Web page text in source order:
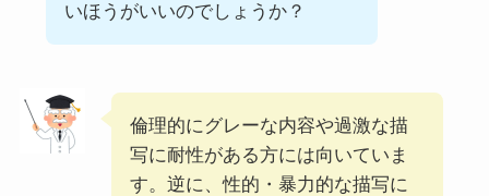
いほうがいいのでしょうか？
倫理的にグレーな内容や過激な描
写に耐性がある方には向いていま
す。逆に、性的・暴力的な描写に